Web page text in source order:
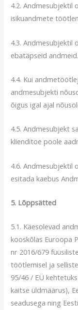
4.2. Andmesubjektil
isikuandmete
4.3. Andmesubjektil
ebatäpseid andmeid.
4.4. Kui
andmesubjekti
õigus igal ajal
4.5. Andmesubjekt
klienditoe poole
4.6. Andmesubjektil
esitada kaebus
5. Lõppsätted
5.1. Käesolevad
kooskõlas Euroopa
nr 2016/679
töötlemisel ja
95/46 / EÜ
kaitse üldmäärus),
seadusega ning